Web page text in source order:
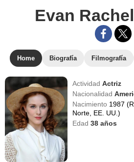
Evan
Home Biografía Filmografía
ActividadActriz
Nacionalidad
Nacimiento 1987
Norte, EE. UU.)
Edad38 años